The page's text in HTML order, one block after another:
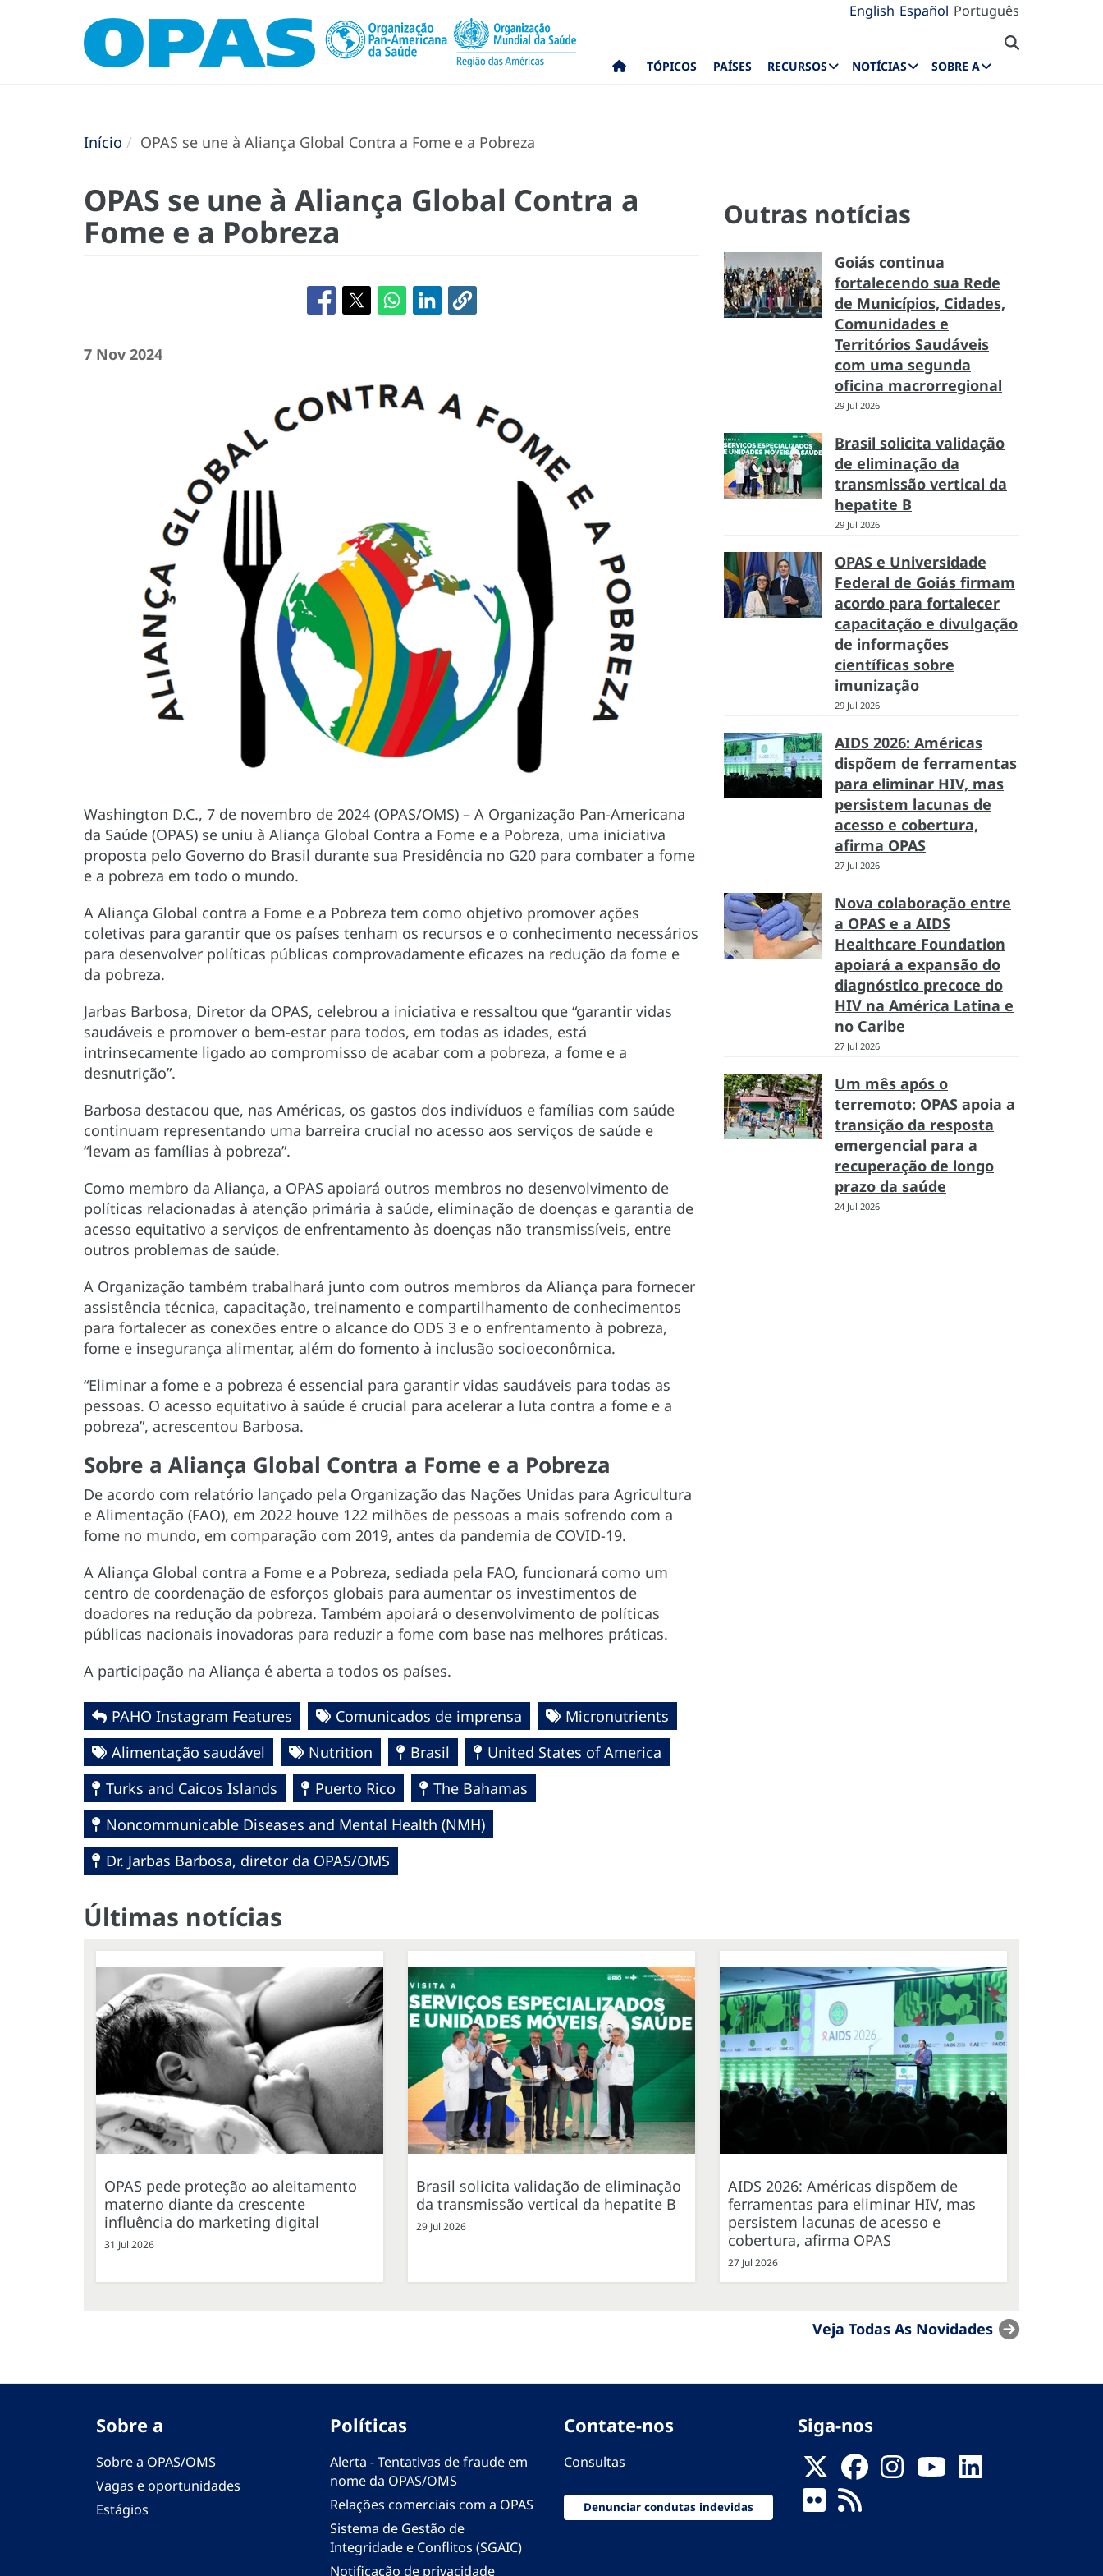
English Español Português
TÓPICOS PAÍSES RECURSOS NOTÍCIAS SOBRE A
Início OPAS se une à Aliança Global Contra a Fome e a Pobreza
OPAS se une à Aliança Global Contra a
Fome e a Pobreza
7 Nov 2024
Washington D.C., 7 de novembro de 2024 (OPAS/OMS) – A Organização Pan-Americana
da Saúde (OPAS) se uniu à Aliança Global Contra a Fome e a Pobreza, uma iniciativa
proposta pelo Governo do Brasil durante sua Presidência no G20 para combater a fome
e a pobreza em todo o mundo.
A Aliança Global contra a Fome e a Pobreza tem como objetivo promover ações
coletivas para garantir que os países tenham os recursos e o conhecimento necessários
para desenvolver políticas públicas comprovadamente eficazes na redução da fome e
da pobreza.
Jarbas Barbosa, Diretor da OPAS, celebrou a iniciativa e ressaltou que “garantir vidas
saudáveis ​​e promover o bem-estar para todos, em todas as idades, está
intrinsecamente ligado ao compromisso de acabar com a pobreza, a fome e a
desnutrição”.
Barbosa destacou que, nas Américas, os gastos dos indivíduos e famílias com saúde
continuam representando uma barreira crucial no acesso aos serviços de saúde e
“levam as famílias à pobreza”.
Como membro da Aliança, a OPAS apoiará outros membros no desenvolvimento de
políticas relacionadas à atenção primária à saúde, eliminação de doenças e garantia de
acesso equitativo a serviços de enfrentamento às doenças não transmissíveis, entre
outros problemas de saúde.
A Organização também trabalhará junto com outros membros da Aliança para fornecer
assistência técnica, capacitação, treinamento e compartilhamento de conhecimentos
para fortalecer as conexões entre o alcance do ODS 3 e o enfrentamento à pobreza,
fome e insegurança alimentar, além do fomento à inclusão socioeconômica.
“Eliminar a fome e a pobreza é essencial para garantir vidas saudáveis ​​para todas as
pessoas. O acesso equitativo à saúde é crucial para acelerar a luta contra a fome e a
pobreza”, acrescentou Barbosa.
Sobre a Aliança Global Contra a Fome e a Pobreza
De acordo com relatório lançado pela Organização das Nações Unidas para Agricultura
e Alimentação (FAO), em 2022 houve 122 milhões de pessoas a mais sofrendo com a
fome no mundo, em comparação com 2019, antes da pandemia de COVID-19.
A Aliança Global contra a Fome e a Pobreza, sediada pela FAO, funcionará como um
centro de coordenação de esforços globais para aumentar os investimentos de
doadores na redução da pobreza. Também apoiará o desenvolvimento de políticas
públicas nacionais inovadoras para reduzir a fome com base nas melhores práticas.
A participação na Aliança é aberta a todos os países.
PAHO Instagram Features Comunicados de imprensa
Micronutrients
Alimentação saudável
Nutrition Brasil
United States of America
Turks and Caicos Islands
Puerto Rico
The Bahamas
Noncommunicable Diseases and Mental Health (NMH)
Dr. Jarbas Barbosa, diretor da OPAS/OMS
Outras notícias
Goiás continua
fortalecendo sua Rede
de Municípios, Cidades,
Comunidades e
Territórios Saudáveis
com uma segunda
oficina macrorregional
29 Jul 2026
Brasil solicita validação
de eliminação da
transmissão vertical da
hepatite B
29 Jul 2026
OPAS e Universidade
Federal de Goiás firmam
acordo para fortalecer
capacitação e divulgação
de informações
científicas sobre
imunização
29 Jul 2026
AIDS 2026: Américas
dispõem de ferramentas
para eliminar HIV, mas
persistem lacunas de
acesso e cobertura,
afirma OPAS
27 Jul 2026
Nova colaboração entre
a OPAS e a AIDS
Healthcare Foundation
apoiará a expansão do
diagnóstico precoce do
HIV na América Latina e
no Caribe
27 Jul 2026
Um mês após o
terremoto: OPAS apoia a
transição da resposta
emergencial para a
recuperação de longo
prazo da saúde
24 Jul 2026
Últimas notícias
OPAS pede proteção ao aleitamento
materno diante da crescente
influência do marketing digital
31 Jul 2026
Brasil solicita validação de eliminação
da transmissão vertical da hepatite B
29 Jul 2026
AIDS 2026: Américas dispõem de
ferramentas para eliminar HIV, mas
persistem lacunas de acesso e
cobertura, afirma OPAS
27 Jul 2026
Veja Todas As Novidades
Sobre a
Sobre a OPAS/OMS
Vagas e oportunidades
Estágios
Políticas
Alerta - Tentativas de fraude em
nome da OPAS/OMS
Relações comerciais com a OPAS
Sistema de Gestão de
Integridade e Conflitos (SGAIC)
Notificação de privacidade
Contate-nos
Consultas
Denunciar condutas indevidas
Siga-nos